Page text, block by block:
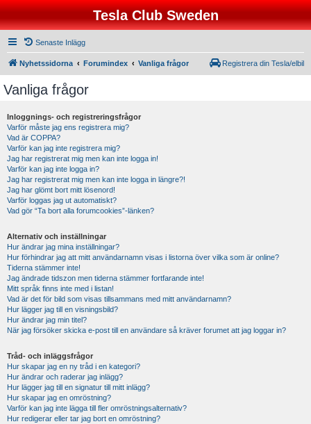
Tesla Club Sweden
Senaste Inlägg
Nyhetssidorna Forumindex Vanliga frågor Registrera din Tesla/elbil
Vanliga frågor
Inloggnings- och registreringsfrågor
Varför måste jag ens registrera mig?
Vad är COPPA?
Varför kan jag inte registrera mig?
Jag har registrerat mig men kan inte logga in!
Varför kan jag inte logga in?
Jag har registrerat mig men kan inte logga in längre?!
Jag har glömt bort mitt lösenord!
Varför loggas jag ut automatiskt?
Vad gör “Ta bort alla forumcookies”-länken?
Alternativ och inställningar
Hur ändrar jag mina inställningar?
Hur förhindrar jag att mitt användarnamn visas i listorna över vilka som är online?
Tiderna stämmer inte!
Jag ändrade tidszon men tiderna stämmer fortfarande inte!
Mitt språk finns inte med i listan!
Vad är det för bild som visas tillsammans med mitt användarnamn?
Hur lägger jag till en visningsbild?
Hur ändrar jag min titel?
När jag försöker skicka e-post till en användare så kräver forumet att jag loggar in?
Tråd- och inläggsfrågor
Hur skapar jag en ny tråd i en kategori?
Hur ändrar och raderar jag inlägg?
Hur lägger jag till en signatur till mitt inlägg?
Hur skapar jag en omröstning?
Varför kan jag inte lägga till fler omröstningsalternativ?
Hur redigerar eller tar jag bort en omröstning?